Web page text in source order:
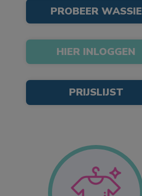
PROBEER WASSIE
HIER INLOGGEN
PRIJSLIJST